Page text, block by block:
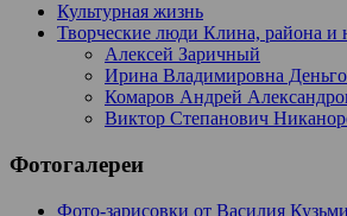
Культурная жизнь
Творческие люди Клина, района и
Алексей Заричный
Ирина Владимировна
Комаров Андрей
Виктор Степанович
Фотогалереи
Фото-зарисовки от Василия